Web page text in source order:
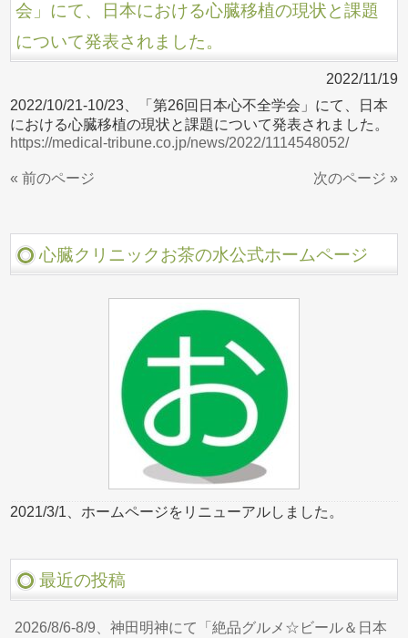
会」にて、日本における心臓移植の現状と課題
について発表されました。
2022/11/19
2022/10/21-10/23、「第26回日本心不全学会」にて、日本
における心臓移植の現状と課題について発表されました。
https://medical-tribune.co.jp/news/2022/1114548052/
« 前のページ 次のページ »
心臓クリニックお茶の水公式ホームページ
2021/3/1、ホームページをリニューアルしました。
最近の投稿
2026/8/6-8/9、神田明神にて「絶品グルメ☆ビール＆日本